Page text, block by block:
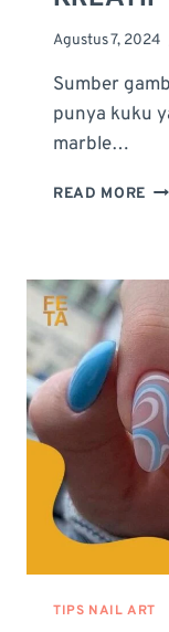
Agustus 7, 2024
Sumber
punya kuku
marble…
READ MORE
TIPS NAIL ART